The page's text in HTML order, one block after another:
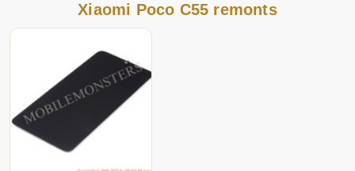
Xiaomi Poco C55 remonts